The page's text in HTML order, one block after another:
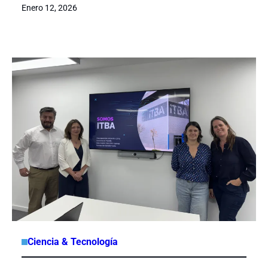
Enero 12, 2026
Ciencia & Tecnología